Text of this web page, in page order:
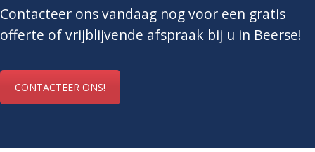
Contacteer ons vandaag nog voor een gratis
offerte of vrijblijvende afspraak bij u in Beerse!
CONTACTEER ONS!